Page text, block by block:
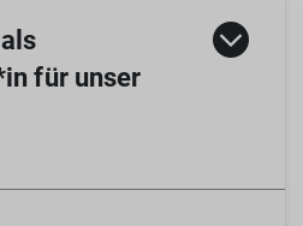
online oder offline,
hast)
ums Rotwandhaus,
für unser